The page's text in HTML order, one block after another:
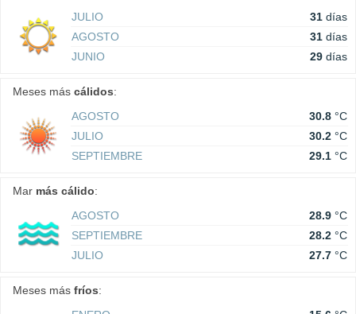
JULIO
31 días
AGOSTO
31 días
JUNIO
29 días
Meses más cálidos:
AGOSTO
30.8 °C
JULIO
30.2 °C
SEPTIEMBRE
29.1 °C
Mar más cálido:
AGOSTO
28.9 °C
SEPTIEMBRE
28.2 °C
JULIO
27.7 °C
Meses más fríos: